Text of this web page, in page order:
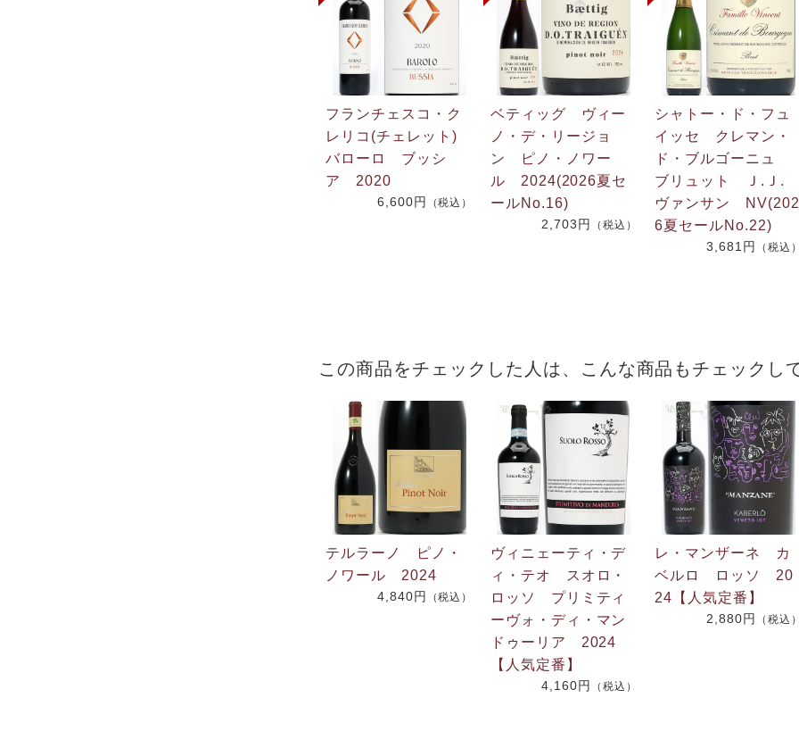
フランチェスコ・ク
レリコ(チェレット)
バローロ ブッシ
ア 2020
6,600円 （税込）
ベティッグ ヴィー
ノ・デ・リージョ
ン ピノ・ノワー
ル 2024(2026夏セ
ールNo.16)
2,703円 （税込）
シャトー・ド・フュ
イッセ クレマン・
ド・ブルゴーニュ
ブリュット Ｊ.Ｊ.
ヴァンサン NV(202
6夏セールNo.22)
3,681円 （税込
この商品をチェックした人は、こんな商品もチェックし
テルラーノ ピノ・
ノワール 2024
4,840円 （税込）
ヴィニェーティ・デ
ィ・テオ スオロ・
ロッソ プリミティ
ーヴォ・ディ・マン
ドゥーリア 2024
【人気定番】
4,160円 （税込）
レ・マンザーネ カ
ベルロ ロッソ 20
24【人気定番】
2,880円 （税込